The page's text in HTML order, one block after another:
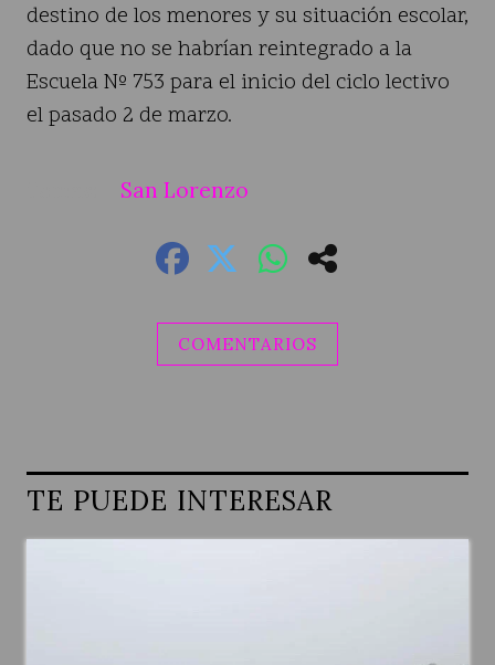
destino de los menores y su situación escolar,
dado que no se habrían reintegrado a la
Escuela Nº 753 para el inicio del ciclo lectivo
el pasado 2 de marzo.
San Lorenzo
COMENTARIOS
TE PUEDE INTERESAR